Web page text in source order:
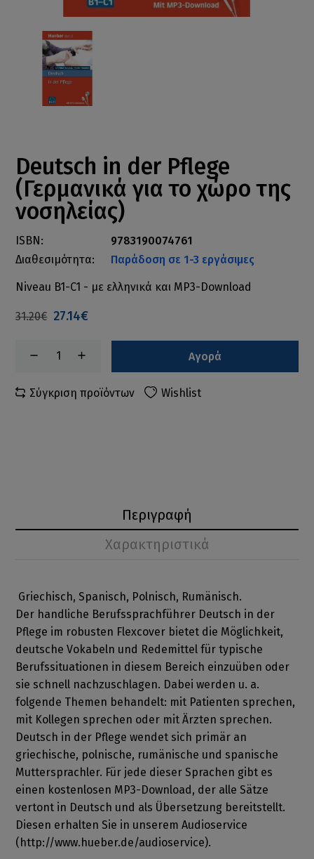
Deutsch in der Pflege
(Γερμανικά για το χώρο της
νοσηλείας)
ISBN:
9783190074761
Διαθεσιμότητα:
Παράδοση σε 1-3 εργάσιμες
Niveau B1-C1 - με ελληνικά και MP3-Download
31.20€ 27.14€
Αγορά
Σύγκριση προϊόντων Wishlist
Περιγραφή
Χαρακτηριστικά
Griechisch, Spanisch, Polnisch, Rumänisch.
Der handliche Berufssprachführer Deutsch in der
Pflege im robusten Flexcover bietet die Möglichkeit,
deutsche Vokabeln und Redemittel für typische
Berufssituationen in diesem Bereich einzuüben oder
sie schnell nachzuschlagen. Dabei werden u. a.
folgende Themen behandelt: mit Patienten sprechen,
mit Kollegen sprechen oder mit Ärzten sprechen.
Deutsch in der Pflege wendet sich primär an
griechische, polnische, rumänische und spanische
Muttersprachler. Für jede dieser Sprachen gibt es
einen kostenlosen MP3-Download, der alle Sätze
vertont in Deutsch und als Übersetzung bereitstellt.
Diesen erhalten Sie in unserem Audioservice
(http://www.hueber.de/audioservice).